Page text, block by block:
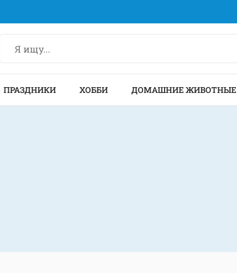
ПРАЗДНИКИ ХОББИ ДОМАШНИЕ ЖИВОТНЫЕ